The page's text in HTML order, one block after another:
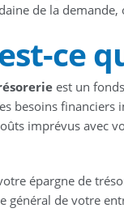
de la
ce
est un
besoins
imprévus avec
épargne de
général de votre